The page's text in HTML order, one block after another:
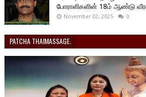
போராளிகளின் 18ம் ஆண்டு
November 02, 2025 0
PATCHA THAIMASSAGE.